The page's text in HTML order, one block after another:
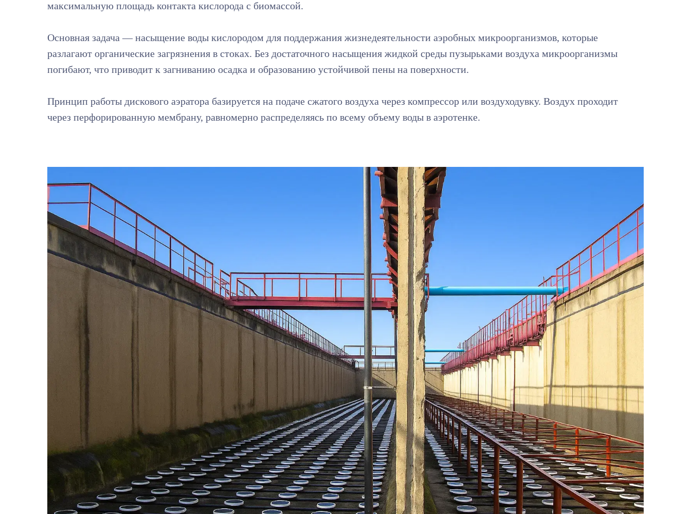
максимальную площадь контакта кислорода с биомассой.
Основная задача — насыщение воды кислородом для поддержания жизнедеятельности аэробных микроорганизмов, которые
разлагают органические загрязнения в стоках. Без достаточного насыщения жидкой среды пузырьками воздуха микроорганизмы
погибают, что приводит к загниванию осадка и образованию устойчивой пены на поверхности.
Принцип работы дискового аэратора базируется на подаче сжатого воздуха через компрессор или воздуходувку. Воздух проходит
через перфорированную мембрану, равномерно распределяясь по всему объему воды в аэротенке.